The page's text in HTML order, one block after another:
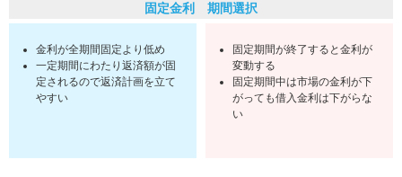
固定金利 期間選択
金利が全期間固定より低め
一定期間にわたり返済額が固
定されるので返済計画を立て
やすい
固定期間が終了すると金利が
変動する
固定期間中は市場の金利が下
がっても借入金利は下がらな
い